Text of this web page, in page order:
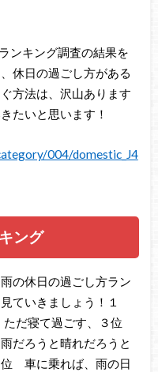
ンキング調査の結果を
休日の過ごし方がある
方法は、沢山あります
たいと思います！
004/domestic_J4
ング
の休日の過ごし方ラン
ていきましょう！１
だ寝て過ごす、３位
だろうと晴れだろうと
位 車に乗れば、雨の日